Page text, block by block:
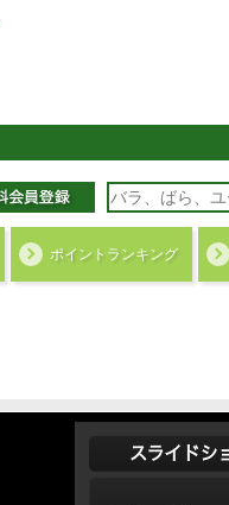
ポイント ランキング